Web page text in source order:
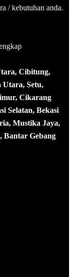
/ kebutuhan anda.
Cibitung,
Utara, Setu,
Cikarang
Selatan, Bekasi
Mustika Jaya,
Bantar Gebang